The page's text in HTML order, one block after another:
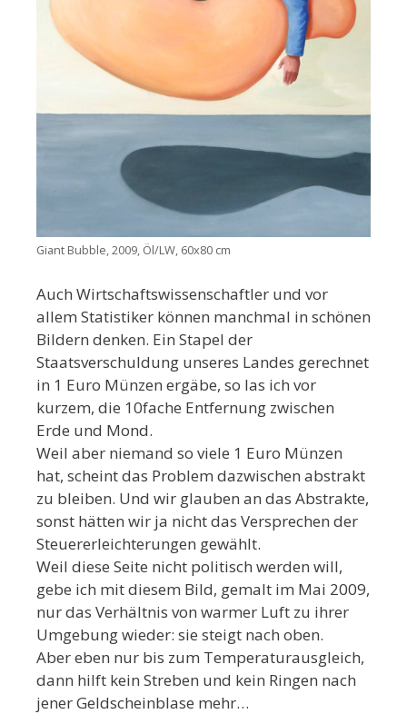
Giant Bubble, 2009, Öl/LW, 60x80 cm
Auch Wirtschaftswissenschaftler und vor
allem Statistiker können manchmal in schönen
Bildern denken. Ein Stapel der
Staatsverschuldung unseres Landes gerechnet
in 1 Euro Münzen ergäbe, so las ich vor
kurzem, die 10fache Entfernung zwischen
Erde und Mond.
Weil aber niemand so viele 1 Euro Münzen
hat, scheint das Problem dazwischen abstrakt
zu bleiben. Und wir glauben an das Abstrakte,
sonst hätten wir ja nicht das Versprechen der
Steuererleichterungen gewählt.
Weil diese Seite nicht politisch werden will,
gebe ich mit diesem Bild, gemalt im Mai 2009,
nur das Verhältnis von warmer Luft zu ihrer
Umgebung wieder: sie steigt nach oben.
Aber eben nur bis zum Temperaturausgleich,
dann hilft kein Streben und kein Ringen nach
jener Geldscheinblase mehr…